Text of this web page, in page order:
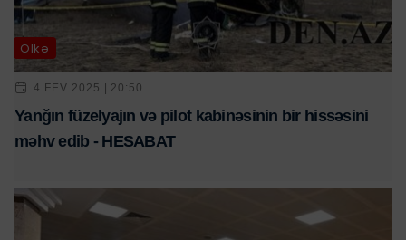
Ölkə
4 FEV 2025 | 20:50
Yanğın füzelyajın və pilot kabinəsinin bir hissəsini
məhv edib - HESABAT